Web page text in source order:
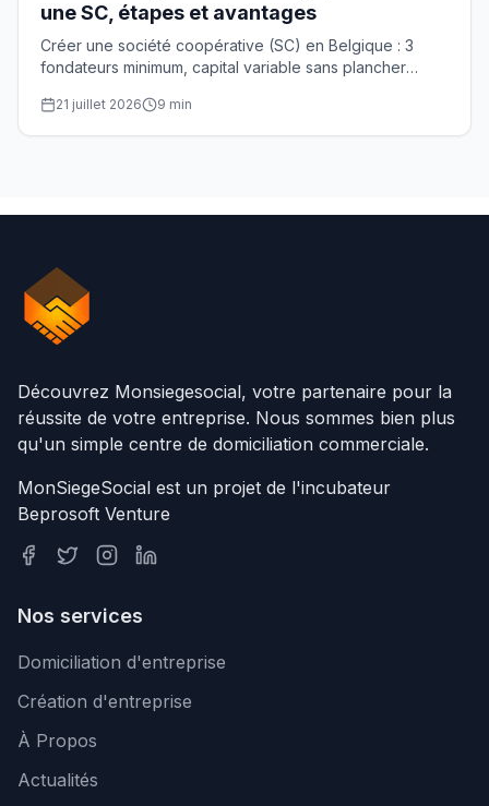
une SC, étapes et avantages
Créer une société coopérative (SC) en Belgique : 3
fondateurs minimum, capital variable sans plancher
pratique.
21 juillet 2026 9 min
Découvrez Monsiegesocial, votre partenaire pour la
réussite de votre entreprise. Nous sommes bien plus
qu'un simple centre de domiciliation commerciale.
MonSiegeSocial est un projet de l'incubateur
Beprosoft Venture
Nos services
Domiciliation d'entreprise
Création d'entreprise
À Propos
Actualités